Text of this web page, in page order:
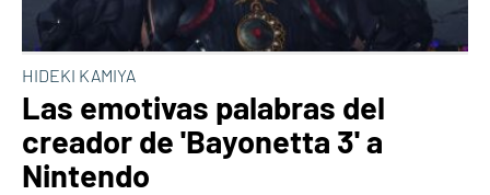
HIDEKI KAMIYA
Las emotivas palabras del
creador de 'Bayonetta 3' a
Nintendo